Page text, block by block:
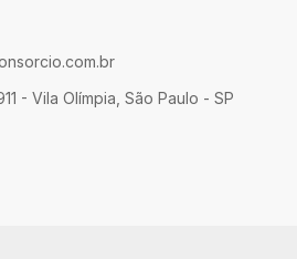
- Vila Olímpia, São Paulo - SP